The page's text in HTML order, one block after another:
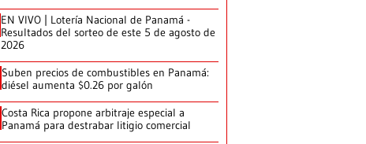
EN VIVO | Lotería Nacional de Panamá -
Resultados del sorteo de este 5 de agosto de
2026
Suben precios de combustibles en Panamá:
diésel aumenta $0.26 por galón
Costa Rica propone arbitraje especial a
Panamá para destrabar litigio comercial